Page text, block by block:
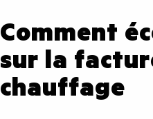
Comment
sur la
chauffage